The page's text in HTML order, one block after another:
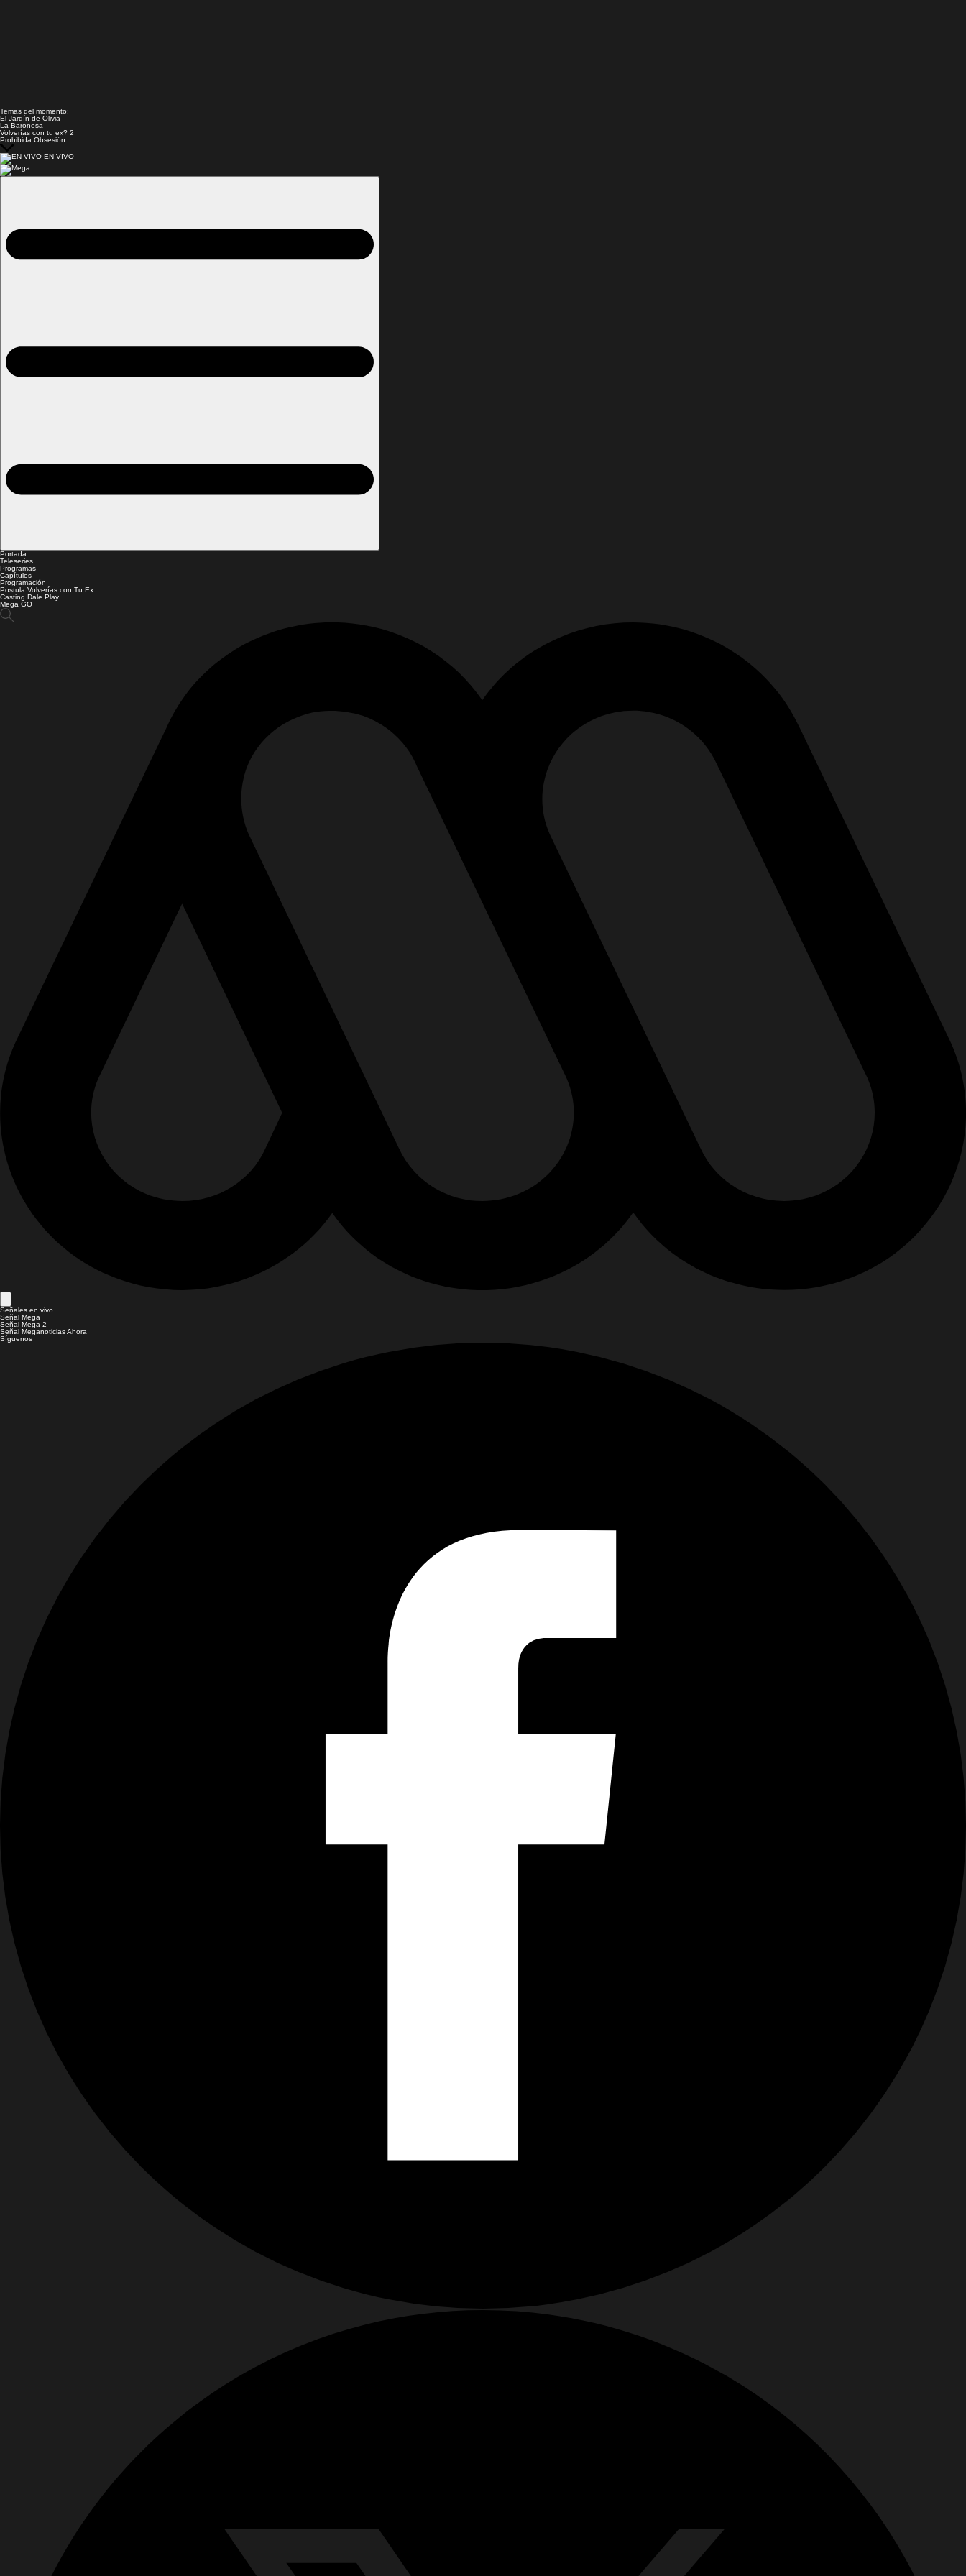
Temas del momento:
El Jardín de Olivia
La Baronesa
Volverías con tu ex? 2
Prohibida Obsesión
EN VIVO
Portada
Teleseries
Programas
Capítulos
Programación
Postula Volverías con Tu Ex
Casting Dale Play
Mega GO
Señales en vivo
Señal Mega
Señal Mega 2
Señal Meganoticias Ahora
Síguenos